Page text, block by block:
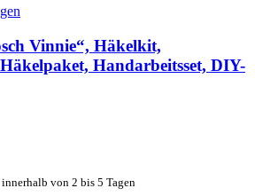
Vinnie“, Häkelkit,
Handarbeitsset, DIY-
von 2 bis 5 Tagen